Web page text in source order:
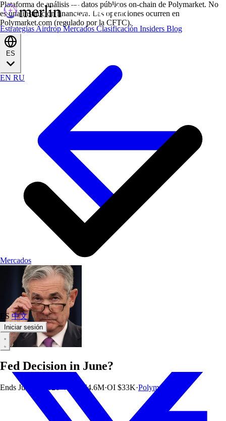
Estrategias AirdropMercados Clasificación Insiders Blog
EN RU
ES 中文
Iniciar sesión
Plataforma de análisis — datos públicos on-chain de Polymarket. No
es una institución financiera. Las operaciones ocurren en
Polymarket.com (regulado por la CFTC).
Mercados
Fed Decision in June?
Ends Jun 17, 2026 $164.6M·OI $33K·Polymarket